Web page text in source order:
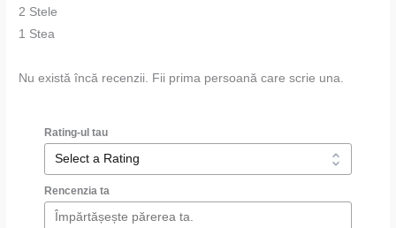
2 Stele
1 Stea
Nu există încă recenzii. Fii prima persoană care scrie una.
Rating-ul tau
Rencenzia ta